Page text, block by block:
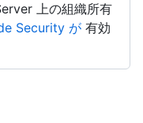
上の組織所有
Security が 有効